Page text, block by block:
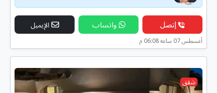
إتصل واتساب الإيميل
أغسطس 07 ساعه 06:08 م
شقق